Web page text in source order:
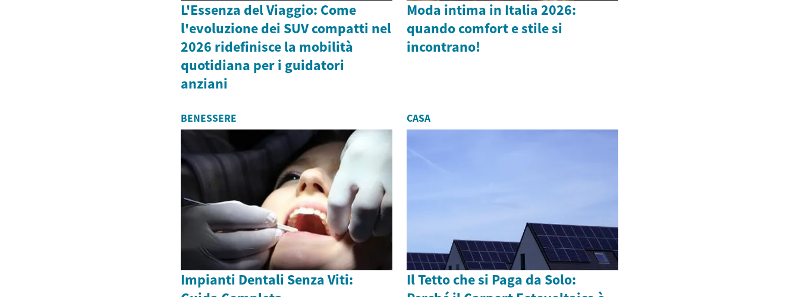
L'Essenza del Viaggio: Come
l'evoluzione dei SUV compatti nel
2026 ridefinisce la mobilità
quotidiana per i guidatori
anziani
Moda intima in Italia 2026:
quando comfort e stile si
incontrano!
BENESSERE
Impianti Dentali Senza Viti:
CASA
Il Tetto che si Paga da Solo: